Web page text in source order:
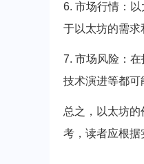
6. 市场行情：
于以太坊的需求
7. 市场风险：
技术演进等都可
总之，以太坊
考，读者应根据